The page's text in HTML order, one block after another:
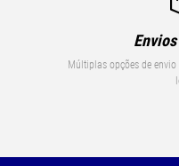
Múltiplas opções de